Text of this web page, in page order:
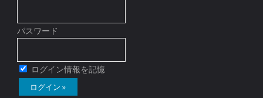
パスワード
ログイン情報を記憶